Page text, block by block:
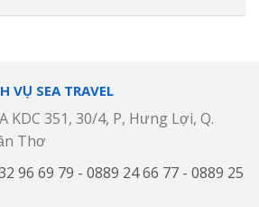
VỤ SEA TRAVEL
KDC 351, 30/4, P, Hưng Lợi, Q.
Thơ
96 69 79 - 0889 24 66 77 - 0889 25